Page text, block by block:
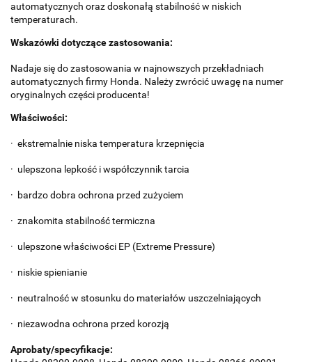
automatycznych oraz doskonałą stabilność w niskich
temperaturach.
Wskazówki dotyczące zastosowania:
Nadaje się do zastosowania w najnowszych przekładniach
automatycznych firmy Honda. Należy zwrócić uwagę na numer
oryginalnych części producenta!
Właściwości:
· ekstremalnie niska temperatura krzepnięcia
· ulepszona lepkość i współczynnik tarcia
· bardzo dobra ochrona przed zużyciem
· znakomita stabilność termiczna
· ulepszone właściwości EP (Extreme Pressure)
· niskie spienianie
· neutralność w stosunku do materiałów uszczelniających
· niezawodna ochrona przed korozją
Aprobaty/specyfikacje: